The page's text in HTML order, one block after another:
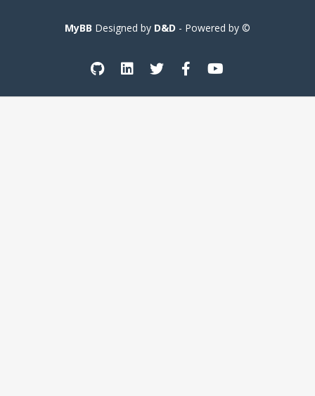
© Designed by
D&D - Powered by
MyBB